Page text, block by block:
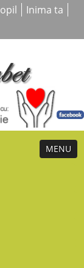
Inima ta
MENU